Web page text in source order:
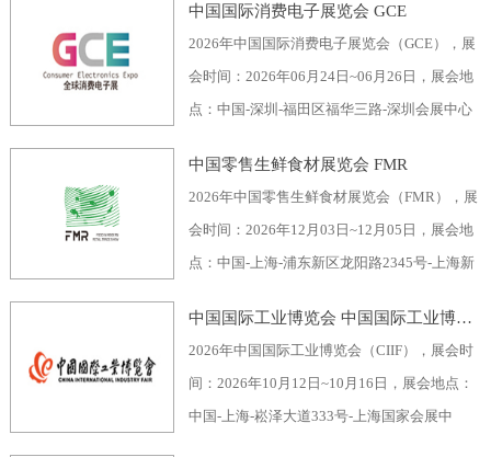
中国国际消费电子展览会 GCE
2026年中国国际消费电子展览会（GCE），展
会时间：2026年06月24日~06月26日，展会地
点：中国-深圳-福田区福华三路-深圳会展中心
深圳振华展览有限公司，举办周期：一年一
届，展会面积：40000平米，参展观众：60000
人，参展商数量及参展品牌达到400家。2026
全球消费电子展暨深圳国际消费电子展览
会“GCE”，致力于为全球消费电子生产企业、
中国零售生鲜食材展览会 FMR
2026年中国零售生鲜食材展览会（FMR），展
会时间：2026年12月03日~12月05日，展会地
点：中国-上海-浦东新区龙阳路2345号-上海新
企业协会自有品牌专业委员会，举办周期：一
年一届，展会面积：70000平米，参展观众：
30000人，参展商数量及参展品牌达到1500
家。中国零售生鲜食材展览会FMR（国际生鲜
中国国际工业博览会 中国国际工业博览会 CIIF
2026年中国国际工业博览会（CIIF），展会时
间：2026年10月12日~10月16日，展会地点：
中国-上海-崧泽大道333号-上海国家会展中